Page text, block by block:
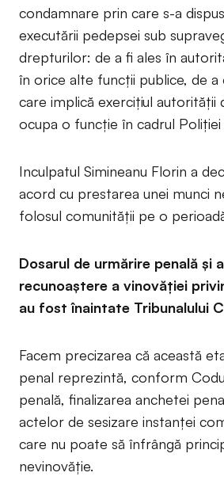
condamnare prin care s-a
executării pedepsei sub
drepturilor: de a fi ales în
în orice alte funcții publice, de
care implică exercițiul autorității
ocupa o funcție în cadrul Poliției
Inculpatul Simineanu Florin a
acord cu prestarea unei munci
folosul comunității pe o
Dosarul de urmărire penală și
recunoaștere a vinovăției
au fost înaintate Tribunalului
Facem precizarea că această
penal reprezintă, conform
penală, finalizarea anchetei
actelor de sesizare instanței
care nu poate să înfrângă
nevinovăție.